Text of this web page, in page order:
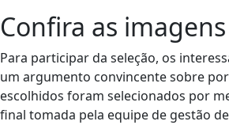
Confira as imagens
Para participar da seleção, os
um argumento convincente sobre
escolhidos foram selecionados por
final tomada pela equipe de gestão